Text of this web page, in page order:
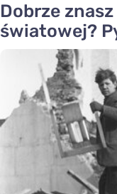
Dobrze
światowej?